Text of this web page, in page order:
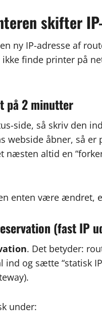
skifter
ny IP-adresse af
ikke finde printer på
på 2 minutter
side, så skriv den
webside åbner, så
næsten altid en
enten være ændret,
(fast IP
. Det betyder:
og sætte “statisk
under: